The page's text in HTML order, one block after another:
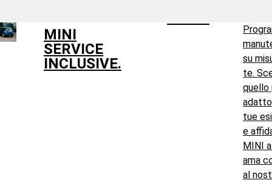
MINI
SERVICE
INCLUSIVE.
su
te.
quello
tue
e
MINI
ama
al